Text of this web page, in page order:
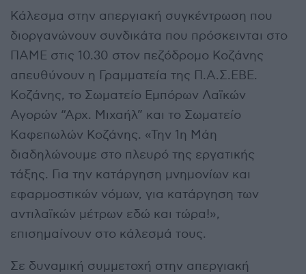
Κάλεσμα στην απεργιακή συγκέντρωση που
διοργανώνουν συνδικάτα που πρόσκεινται στο
ΠΑΜΕ στις 10.30 στον πεζόδρομο Κοζάνης
απευθύνουν η Γραμματεία της Π.Α.Σ.ΕΒΕ.
Κοζάνης, το Σωματείο Εμπόρων Λαϊκών
Αγορών “Αρχ. Μιχαήλ” και το Σωματείο
Καφεπωλών Κοζάνης. «Την 1η Μάη
διαδηλώνουμε στο πλευρό της εργατικής
τάξης. Για την κατάργηση μνημονίων και
εφαρμοστικών νόμων, για κατάργηση των
αντιλαϊκών μέτρων εδώ και τώρα!»,
επισημαίνουν στο κάλεσμά τους.
Σε δυναμική συμμετοχή στην απεργιακή